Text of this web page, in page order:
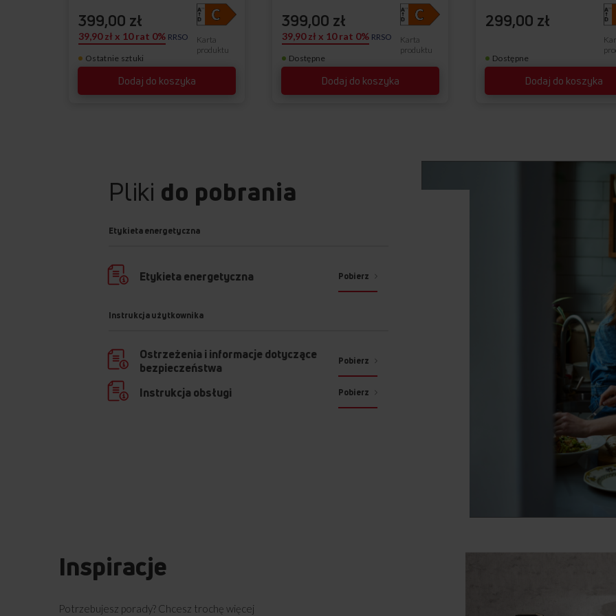
Ostatnie sztuki
Dodaj do koszyka
Karta
produktu
399,00 zł
39,90 zł x 10 rat 0% RRSO
Dostępne
Dodaj do koszyka
Karta
produktu
399,00 zł
39,90 zł x 10 rat 0% RRSO
Dostępne
Dodaj do koszyka
299,00 zł
Pliki do pobrania
Etykieta energetyczna
Etykieta energetyczna Pobierz
Instrukcja użytkownika
Ostrzeżenia i informacje dotyczące
bezpieczeństwa
Pobierz
Instrukcja obsługi Pobierz
Inspiracje
Potrzebujesz porady? Chcesz trochę więcej